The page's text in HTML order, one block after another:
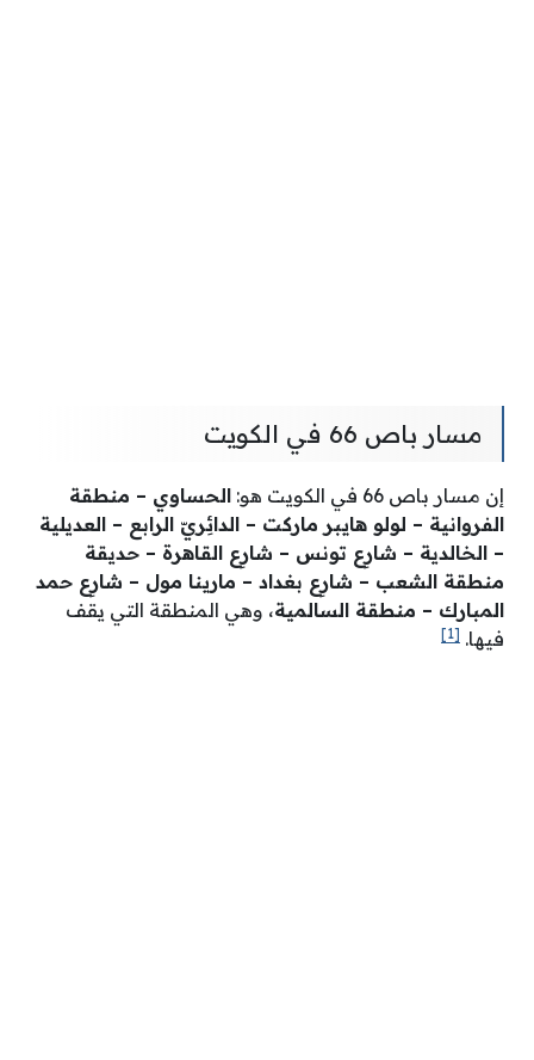
مسار باص 66 في الكويت
إن مسار باص 66 في الكويت هو:
الحساوي – منطقة
الفروانية – لولو هايبر ماركت – الدائِريّ الرابع – العديلية
– الخالدية – شارِع تونس – شارِع القاهرة – حديقة
منطقة الشعب – شارِع بغداد – مارينا مول – شارِع حمد
المبارك – منطقة السالمية، وهي المنطقة التي يقف
فيها. [1]